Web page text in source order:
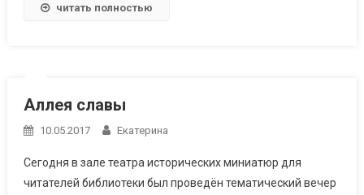
читать полностью
Аллея славы
10.05.2017 Екатерина
Сегодня в зале театра исторических миниатюр для
читателей библиотеки был проведён тематический вечер